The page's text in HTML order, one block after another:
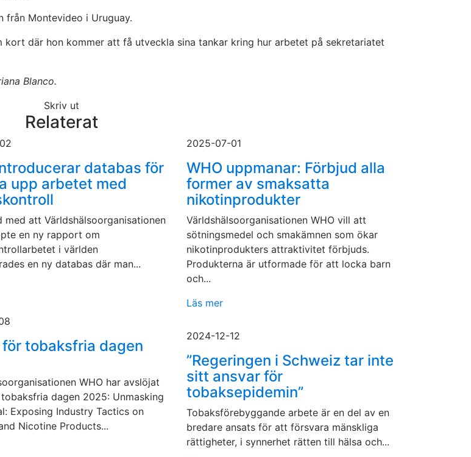
från Montevideo i Uruguay.
där hon kommer att få utveckla sina tankar kring hur arbetet på sekretariatet
Blanco.
Skriv ut
Relaterat
databas för
upp arbetet med
med att Världshälsoorganisationen
en ny rapport om
i världen
en ny databas där man...
2025-07-01
WHO uppmanar: Förbjud alla
former av smaksatta
nikotinprodukter
Världshälsoorganisationen WHO vill att
sötningsmedel och smakämnen som ökar
nikotinprodukters attraktivitet förbjuds.
Produkterna är utformade för att locka barn
och...
Läs mer
för tobaksfria dagen
WHO har avslöjat
dagen 2025: Unmasking
Exposing Industry Tactics on
Nicotine Products...
2024-12-12
”Regeringen i Schweiz tar inte
sitt ansvar för
tobaksepidemin”
Tobaksförebyggande arbete är en del av en
bredare ansats för att försvara mänskliga
rättigheter, i synnerhet rätten till hälsa och...